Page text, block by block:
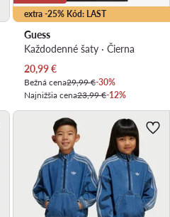
extra -25% Kód: LAST
Guess
Každodenné šaty · Čierna
Aktuálna cena
20,99€
Bežná cena29,99 €-30%
Najnižšia cena23,99 €-12%